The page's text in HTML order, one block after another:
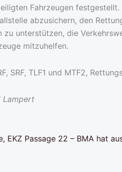
Fahrzeugen
abzusichern, den
zu unterstützen, die
mitzuhelfen.
SRF, TLF1 und MTF2,
Lampert
EKZ Passage 22 – BMA hat